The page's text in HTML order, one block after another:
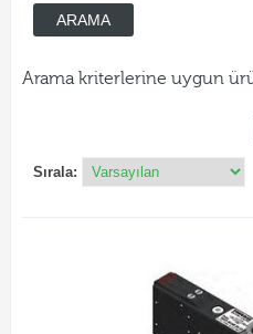
Arama kriterlerine uygun
Sırala: